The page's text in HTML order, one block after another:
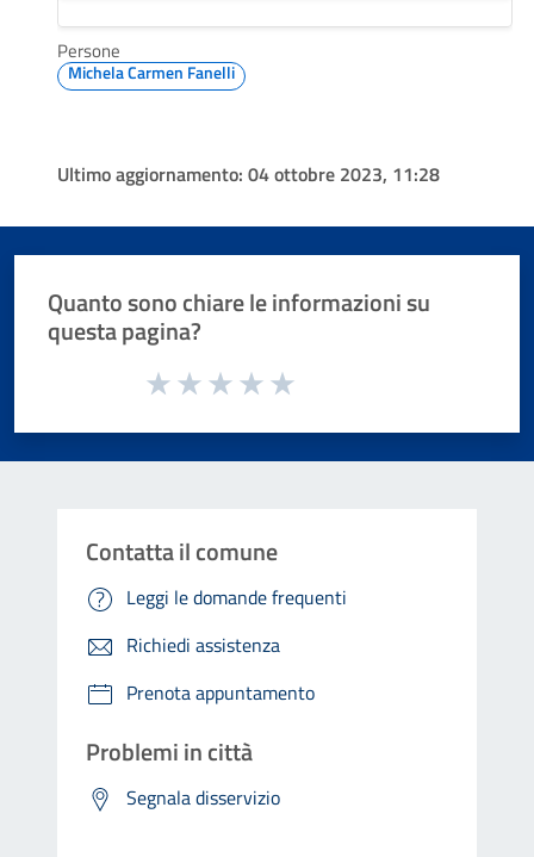
Persone
Michela Carmen Fanelli
Ultimo aggiornamento: 04 ottobre 2023, 11:28
Quanto sono chiare le informazioni su
questa pagina?
Valuta da 1 a 5 stelle la pagina
Contatta il comune
Leggi le domande frequenti
Richiedi assistenza
Prenota appuntamento
Problemi in città
Segnala disservizio